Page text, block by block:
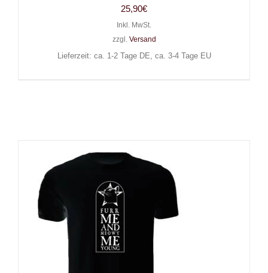
25,90€
Inkl. MwSt.
zzgl. Versand
Lieferzeit: ca. 1-2 Tage DE, ca. 3-4 Tage EU